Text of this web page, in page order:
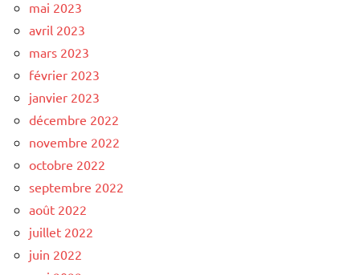
mai 2023
avril 2023
mars 2023
février 2023
janvier 2023
décembre 2022
novembre 2022
octobre 2022
septembre 2022
août 2022
juillet 2022
juin 2022